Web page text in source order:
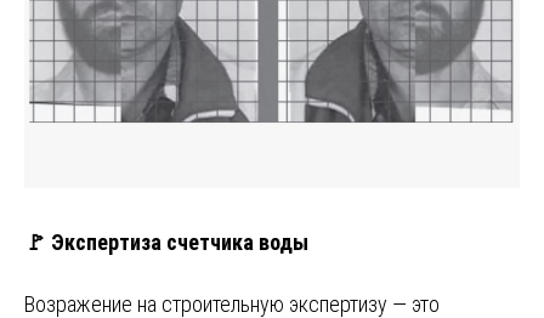
🚩 Экспертиза счетчика воды
Возражение на строительную экспертизу — это